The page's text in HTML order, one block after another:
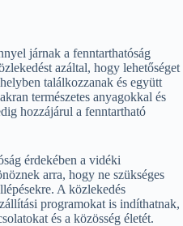
járnak a fenntarthatóság
azáltal, hogy lehetőséget
találkozzanak és együtt
természetes anyagokkal és
hozzájárul a fenntartható
érdekében a vidéki
arra, hogy ne szükséges
A közlekedés
programokat is indíthatnak,
és a közösség életét.